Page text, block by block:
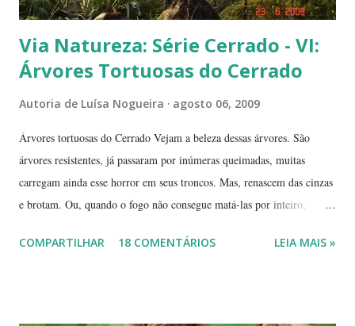
Via Natureza: Série Cerrado - VI:
Árvores Tortuosas do Cerrado
Autoria de Luísa Nogueira agosto 06, 2009
Árvores tortuosas do Cerrado Vejam a beleza dessas árvores. São
árvores resistentes, já passaram por inúmeras queimadas, muitas
carregam ainda esse horror em seus troncos. Mas, renascem das cinzas
e brotam. Ou, quando o fogo não consegue matá-las por inteiro,
novas flores e sempre novas sementes. É a esperança, em cada ano, de
COMPARTILHAR 18 COMENTÁRIOS LEIA MAIS »